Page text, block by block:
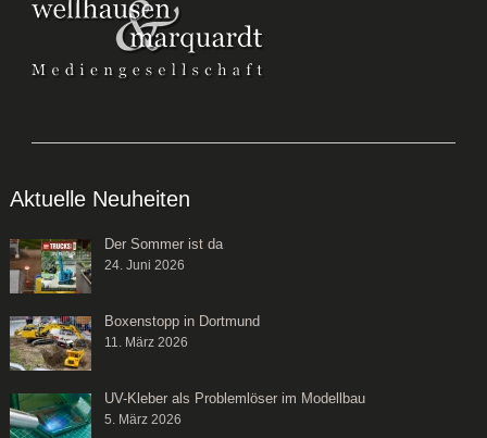
Aktuelle Neuheiten
Der Sommer ist da
24. Juni 2026
Boxenstopp in Dortmund
11. März 2026
UV-Kleber als Problemlöser im Modellbau
5. März 2026